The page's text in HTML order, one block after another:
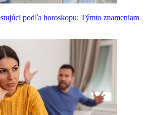
podľa horoskopu: Týmto znameniam